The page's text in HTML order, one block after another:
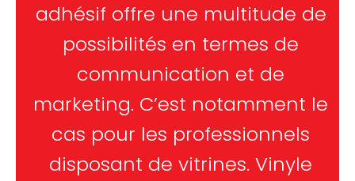
adhésif offre une multitude de
possibilités en termes de
communication et de
marketing. C’est notamment le
cas pour les professionnels
disposant de vitrines. Vinyle